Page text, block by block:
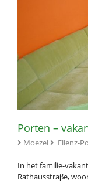
Porten –
Moezel Ellenz-
In het familie-
Rathausstraβe,